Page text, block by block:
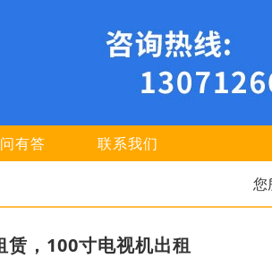
有答 联系我们
您
赁，100寸电视机出租